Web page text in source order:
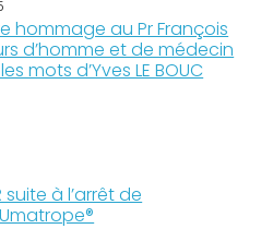
hommage au Pr François
d’homme et de médecin
mots d’Yves LE BOUC
suite à l’arrêt de